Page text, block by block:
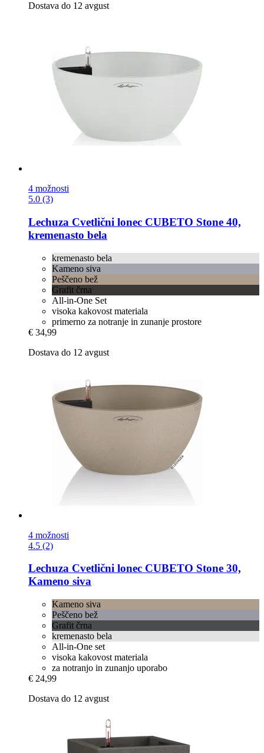
Dostava do 12 avgust
4 možnosti
5.0 (3)
Lechuza Cvetlični lonec CUBETO Stone 40,
kremenasto bela
kremenasto bela
Kameno siva
Peščeno bež
Grafit črna
All-in-One Set
visoka kakovost materiala
primerno za notranje in zunanje prostore
€ 34,99
Dostava do 12 avgust
4 možnosti
4.5 (2)
Lechuza Cvetlični lonec CUBETO Stone 30,
Kameno siva
Kameno siva
Peščeno bež
Grafit črna
kremenasto bela
All-in-One set
visoka kakovost materiala
za notranjo in zunanjo uporabo
€ 24,99
Dostava do 12 avgust